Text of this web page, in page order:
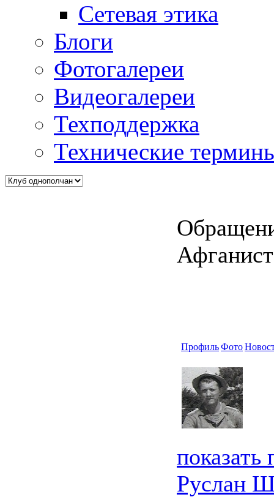
Сетевая этика
Блоги
Фотогалереи
Видеогалереи
Техподдержка
Технические
ПрофильФото
Руслан